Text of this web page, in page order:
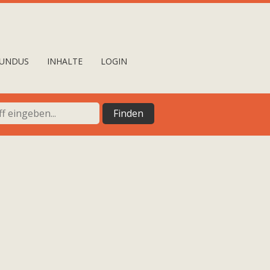
INHALTE LOGIN